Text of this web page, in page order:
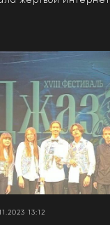
13:12